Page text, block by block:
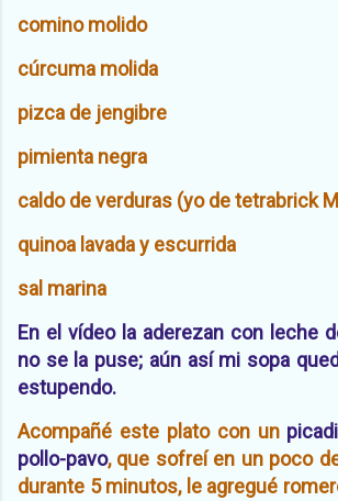
comino molido
cúrcuma molida
pizca de jengibre
pimienta negra
caldo de verduras (yo de tetrabrick
quinoa lavada y escurrida
sal marina
En el vídeo la aderezan con leche
no se la puse; aún así mi sopa
estupendo.
Acompañé este plato con un
pollo-pavo, que sofreí en un poco
durante 5 minutos, le agregué